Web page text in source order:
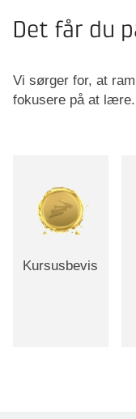
Det får du
Vi sørger for, at
fokusere på at lære.
Kursusbevis